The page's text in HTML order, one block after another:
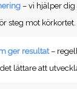
– vi hjälper dig
steg mot körkortet.
ger resultat–
lättare att